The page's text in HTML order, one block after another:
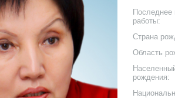
Последнее
работы:
Страна
Область
рождения: